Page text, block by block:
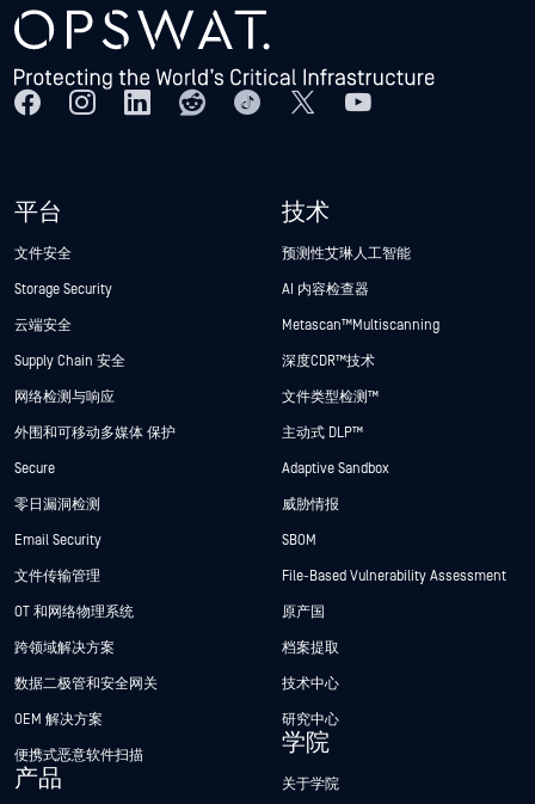
平台
文件安全
Storage Security
云端安全
Supply Chain 安全
网络检测与响应
外围和可移动多媒体 保护
Secure
零日漏洞检测
Email Security
文件传输管理
OT 和网络物理系统
跨领域解决方案
数据二极管和安全网关
OEM 解决方案
便携式恶意软件扫描
产品
技术
预测性艾琳人工智能
AI 内容检查器
Metascan™ Multiscanning
深度CDR™技术
文件类型检测™
主动式 DLP™
Adaptive Sandbox
威胁情报
SBOM
File-Based Vulnerability Assessment
原产国
档案提取
技术中心
研究中心
学院
关于学院